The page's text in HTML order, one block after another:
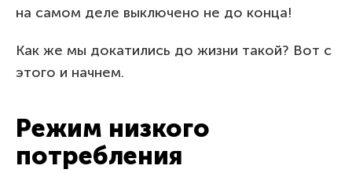
на самом деле выключено не до конца!
Как же мы докатились до жизни такой? Вот с
этого и начнем.
Режим низкого
потребления